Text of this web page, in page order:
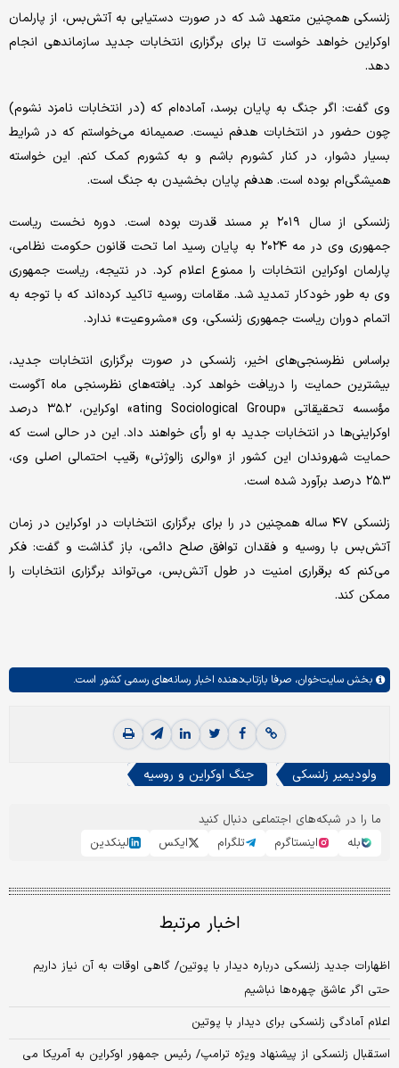
زلنسکی همچنین متعهد شد که در صورت دستیابی به آتش‌بس، از پارلمان
اوکراین خواهد خواست تا برای برگزاری انتخابات جدید سازماندهی انجام
دهد.
وی گفت: اگر جنگ به پایان برسد، آماده‌ام که (در انتخابات نامزد نشوم)
چون حضور در انتخابات هدفم نیست. صمیمانه می‌خواستم که در شرایط
بسیار دشوار، در کنار کشورم باشم و به کشورم کمک کنم. این خواسته
همیشگی‌ام بوده است. هدفم پایان بخشیدن به جنگ است.
زلنسکی از سال ۲۰۱۹ بر مسند قدرت بوده است. دوره نخست ریاست
جمهوری وی در مه ۲۰۲۴ به پایان رسید اما تحت قانون حکومت نظامی،
پارلمان اوکراین انتخابات را ممنوع اعلام کرد. در نتیجه، ریاست جمهوری
وی به طور خودکار تمدید شد. مقامات روسیه تاکید کرده‌اند که با توجه به
اتمام دوران ریاست جمهوری زلنسکی، وی «مشروعیت» ندارد.
براساس نظرسنجی‌های اخیر، زلنسکی در صورت برگزاری انتخابات جدید،
بیشترین حمایت را دریافت خواهد کرد. یافته‌های نظرسنجی ماه آگوست
مؤسسه تحقیقاتی «ating Sociological Group» اوکراین، ۳۵.۲ درصد
اوکراینی‌ها در انتخابات جدید به او رأی خواهند داد. این در حالی است که
حمایت شهروندان این کشور از «والری زالوژنی» رقیب احتمالی اصلی وی،
۲۵.۳ درصد برآورد شده است.
زلنسکی ۴۷ ساله همچنین در را برای برگزاری انتخابات در اوکراین در زمان
آتش‌بس با روسیه و فقدان توافق صلح دائمی، باز گذاشت و گفت: فکر
می‌کنم که برقراری امنیت در طول آتش‌بس، می‌تواند برگزاری انتخابات را
ممکن کند.
بخش سایت‌خوان، صرفا بازتاب‌دهنده اخبار رسانه‌های رسمی کشور است.
ولودیمیر زلنسکی جنگ اوکراین و روسیه
ما را در شبکه‌های اجتماعی دنبال کنید
بله
اینستاگرم تلگرام ایکس لینکدین
اخبار مرتبط
اظهارات جدید زلنسکی درباره دیدار با پوتین/ گاهی اوقات به آن نیاز داریم
حتی اگر عاشق چهره‌ها نباشیم
اعلام آمادگی زلنسکی برای دیدار با پوتین
استقبال زلنسکی از پیشنهاد ویژه ترامپ/ رئیس جمهور اوکراین به آمریکا می